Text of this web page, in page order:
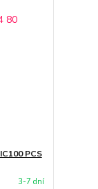
PCS
3-7 dní